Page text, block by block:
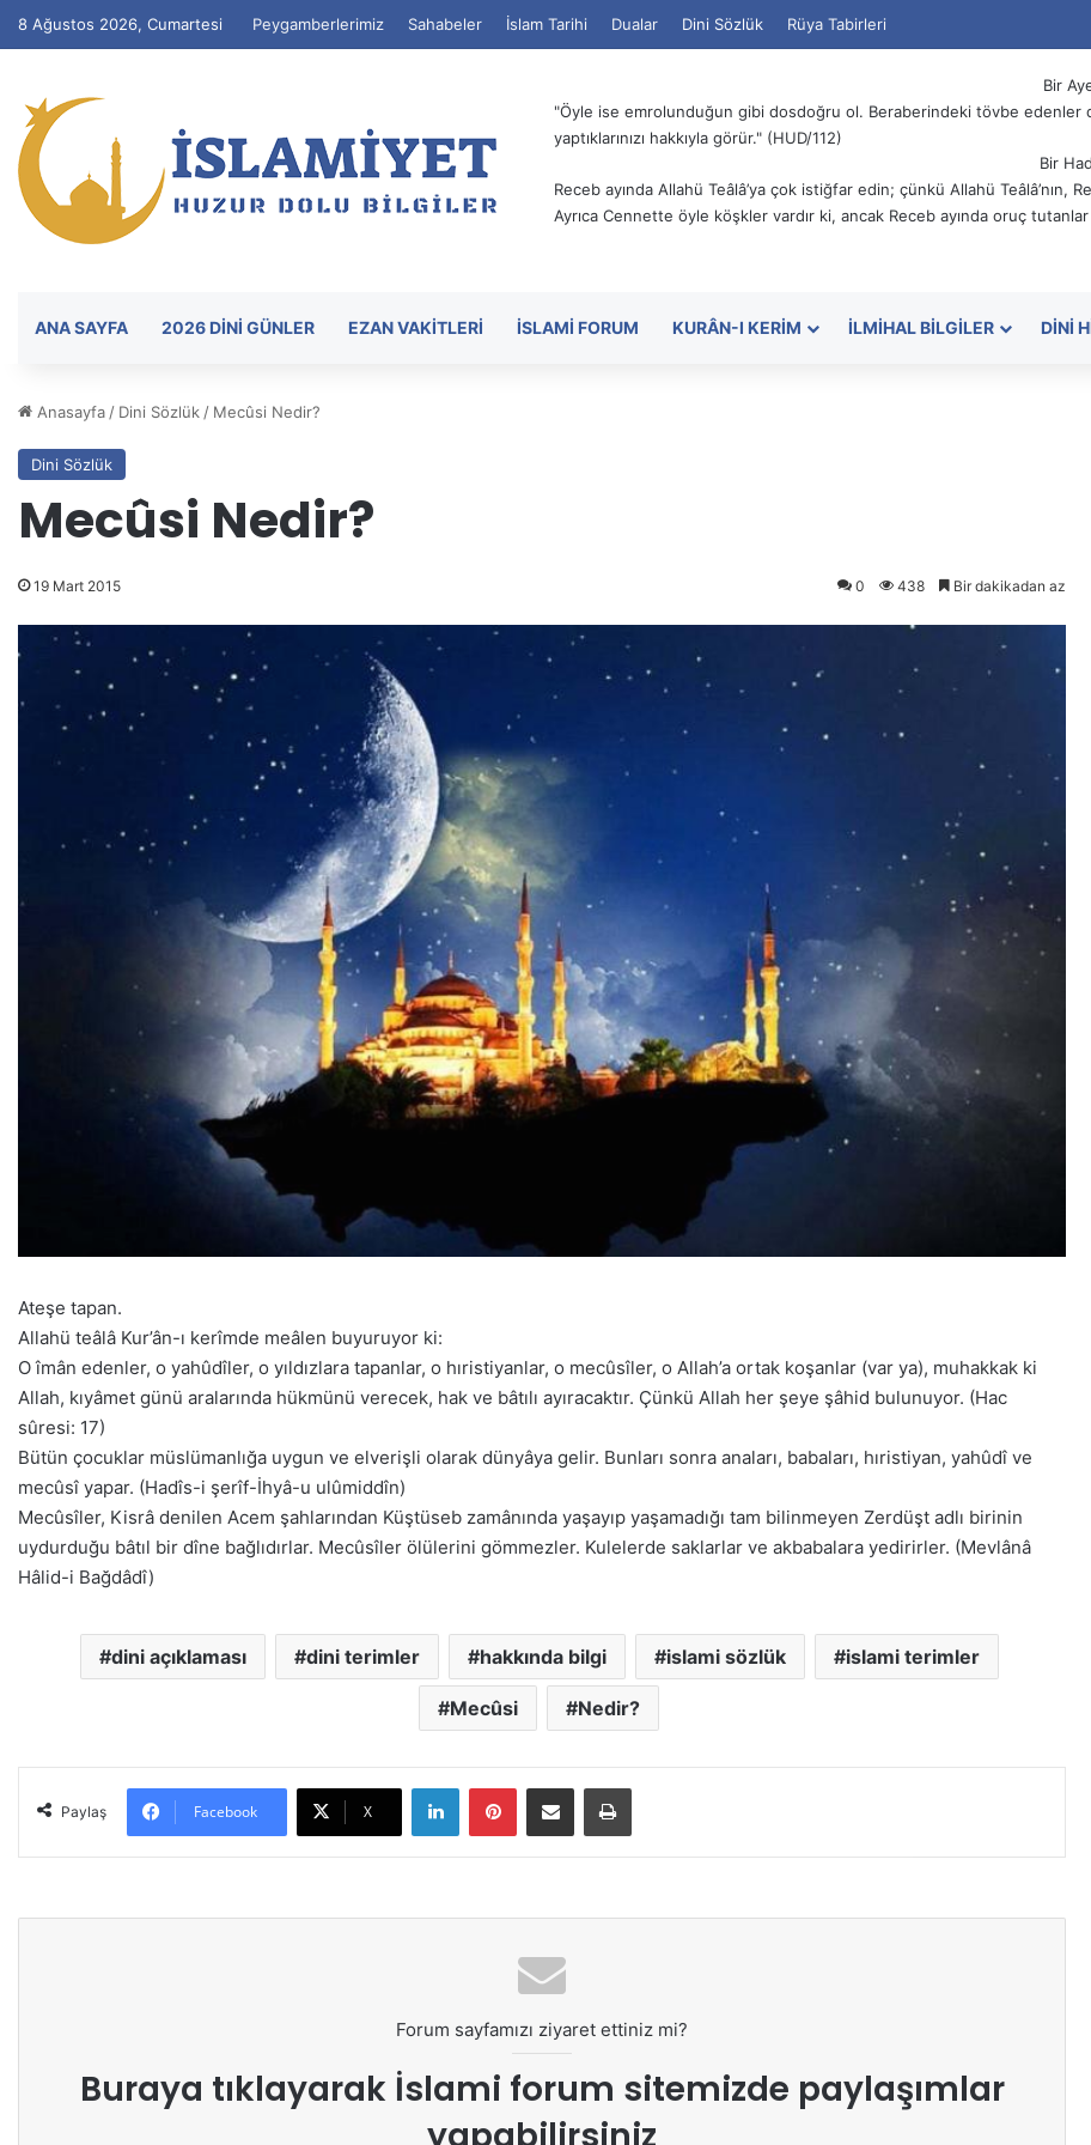
8 Ağustos 2026, Cumartesi Peygamberlerimiz Sahabeler İslam Tarihi Dualar Dini Sözlük Rüya Tabirleri
Bir
"Öyle ise emrolunduğun gibi dosdoğru ol. Beraberindeki tövbe edenler
yaptıklarınızı hakkıyla görür." (HUD/112)
Bir
Receb ayında Allahü Teâlâ’ya çok istiğfar edin; çünkü Allahü Teâlâ’nın,
Ayrıca Cennette öyle köşkler vardır ki, ancak Receb ayında oruç
ANA SAYFA 2026 DİNİ GÜNLER EZAN VAKITLERI İSLAMI FORUM KURÂN-I KERIM İLMIHAL BILGILER DINI
Anasayfa / Dini Sözlük / Mecûsi Nedir?
Dini Sözlük
Mecûsi Nedir?
19 Mart 2015 0 438 Bir dakikadan az
Ateşe tapan.
Allahü teâlâ Kur’ân-ı kerîmde meâlen buyuruyor ki:
O îmân edenler, o yahûdîler, o yıldızlara tapanlar, o hıristiyanlar, o mecûsîler, o Allah’a ortak koşanlar (var ya), muhakkak ki
Allah, kıyâmet günü aralarında hükmünü verecek, hak ve bâtılı ayıracaktır. Çünkü Allah her şeye şâhid bulunuyor. (Hac
sûresi: 17)
Bütün çocuklar müslümanlığa uygun ve elverişli olarak dünyâya gelir. Bunları sonra anaları, babaları, hıristiyan, yahûdî ve
mecûsî yapar. (Hadîs-i şerîf-İhyâ-u ulûmiddîn)
Mecûsîler, Kisrâ denilen Acem şahlarından Küştüseb zamânında yaşayıp yaşamadığı tam bilinmeyen Zerdüşt adlı birinin
uydurduğu bâtıl bir dîne bağlıdırlar. Mecûsîler ölülerini gömmezler. Kulelerde saklarlar ve akbabalara yedirirler. (Mevlânâ
Hâlid-i Bağdâdî)
dini açıklaması dini terimler hakkında bilgi islami sözlük islami terimler
Mecûsi Nedir?
Paylaş Facebook X
Forum sayfamızı ziyaret ettiniz mi?
Buraya tıklayarak İslami forum sitemizde paylaşımlar